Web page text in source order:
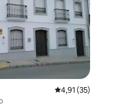
19 hodnoceníPrůměrné hodnocení
4,91 (35)